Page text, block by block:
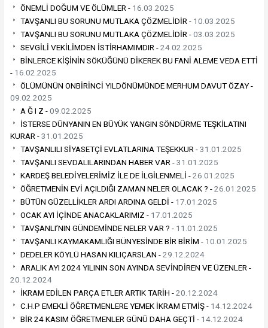
ÖNEMLİ DOĞUM VE ÖLÜMLER - 16.03.2025
TAVŞANLI BU SORUNU MUTLAKA ÇÖZMELİDİR - 10.03.2025
TAVŞANLI BU SORUNU MUTLAKA ÇÖZMELİDİR -03.03.2025
SEVGİLİ VEKİLİMDEN İSTİRHAMIMDIR -24.02.2025
BİNLERCE KİŞİNİN SÖKÜĞÜNÜ DİKEREK BU FANİ ALEME VEDA ETTİ
- 16.02.2025
ÖLÜMÜNÜN ONBİRİNCİ YILDÖNÜMÜNDE MERHUM DAVUT ÖZAY -
09.02.2025
A Ğ I Z -09.02.2025
İSTERSE DÜNYANIN EN BÜYÜK YANGIN SÖNDÜRME TEŞKİLATINI
KURAR -31.01.2025
TAVŞANLILI SİYASETÇİ EVLATLARINA TEŞEKKUR -31.01.2025
TAVŞANLI SEVDALILARINDAN HABER VAR -31.01.2025
KARDEŞ BELEDİYELERİMİZ İLE DE İLGİLENMELİ -26.01.2025
ÖĞRETMENİN EVİ AÇILDIĞI ZAMAN NELER OLACAK ? -26.01.2025
BÜTÜN GÜZELLİKLER ARDI ARDINA GELDİ - 17.01.2025
OCAK AYI İÇİNDE ANACAKLARIMIZ - 17.01.2025
TAVŞANLI’NIN GÜNDEMİNDE NELER VAR ? - 11.01.2025
TAVŞANLI KAYMAKAMLIĞI BÜNYESİNDE BİR BİRİM - 10.01.2025
DEDELER KÖYLÜ HASAN KILIÇARSLAN -29.12.2024
ARALIK AYI 2024 YILININ SON AYINDA SEVİNDİREN VE ÜZENLER -
20.12.2024
İKRAM EDİLEN PARÇA ETLER ARTIK TARİH -20.12.2024
C.H.P EMEKLİ ÖĞRETMENLERE YEMEK İKRAM ETMİŞ - 14.12.2024
BİR 24 KASIM ÖĞRETMENLER GÜNÜ DAHA GEÇTİ - 14.12.2024